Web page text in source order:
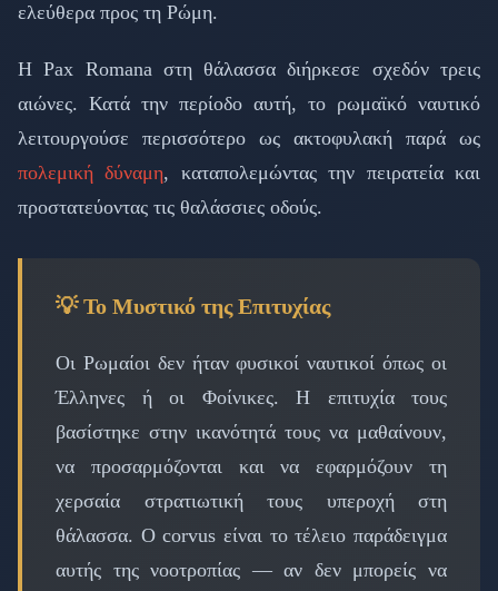
ελεύθερα προς τη Ρώμη.
Η Pax Romana στη θάλασσα διήρκεσε σχεδόν τρεις
αιώνες. Κατά την περίοδο αυτή, το ρωμαϊκό ναυτικό
λειτουργούσε περισσότερο ως ακτοφυλακή παρά ως
πολεμική δύναμη, καταπολεμώντας την πειρατεία και
προστατεύοντας τις θαλάσσιες οδούς.
💡 Το Μυστικό της Επιτυχίας
Οι Ρωμαίοι δεν ήταν φυσικοί ναυτικοί όπως οι
Έλληνες ή οι Φοίνικες. Η επιτυχία τους
βασίστηκε στην ικανότητά τους να μαθαίνουν,
να προσαρμόζονται και να εφαρμόζουν τη
χερσαία στρατιωτική τους υπεροχή στη
θάλασσα. Ο corvus είναι το τέλειο παράδειγμα
αυτής της νοοτροπίας — αν δεν μπορείς να